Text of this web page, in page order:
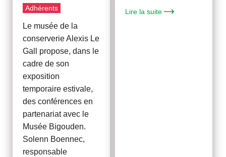
Adhérents
Le musée de la
conserverie Alexis Le
Gall propose, dans le
cadre de son
exposition
temporaire estivale,
des conférences en
partenariat avec le
Musée Bigouden.
Solenn Boennec,
responsable
Lire la suite